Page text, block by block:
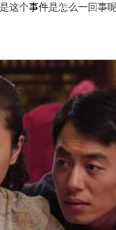
这个事件是怎么一回事